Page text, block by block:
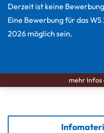
Derzeit ist keine
Eine Bewerbung für das
2026 möglich sein.
mehr Infos